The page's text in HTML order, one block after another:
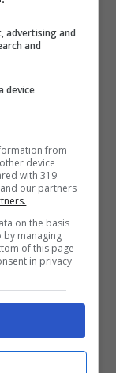
a parlare
la
Per
questa
advertising and
and
device
from
device
with 319
our partners
on the basis
by managing
of this page
in privacy